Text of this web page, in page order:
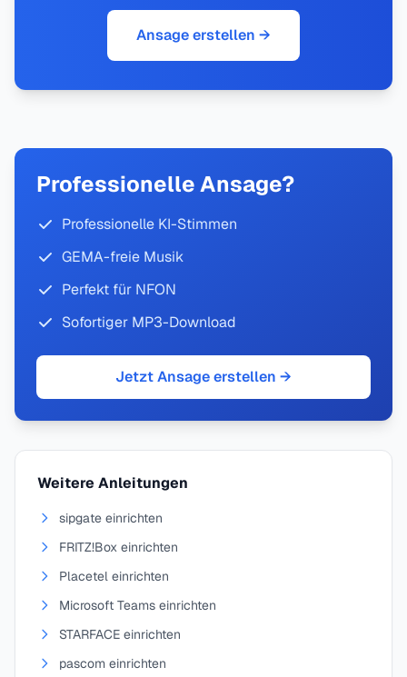
Ansage erstellen →
Professionelle Ansage?
Professionelle KI-Stimmen
GEMA-freie Musik
Perfekt für NFON
Sofortiger MP3-Download
Jetzt Ansage erstellen →
Weitere Anleitungen
sipgate einrichten
FRITZ!Box einrichten
Placetel einrichten
Microsoft Teams einrichten
STARFACE einrichten
pascom einrichten